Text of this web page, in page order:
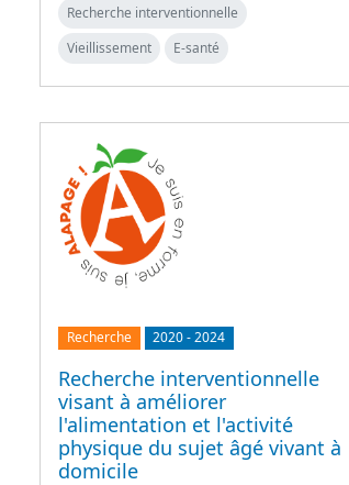
Recherche interventionnelle
Vieillissement
E-santé
Recherche 2020-2024
Recherche interventionnelle
visant à améliorer
l'alimentation et l'activité
physique du sujet âgé vivant à
domicile